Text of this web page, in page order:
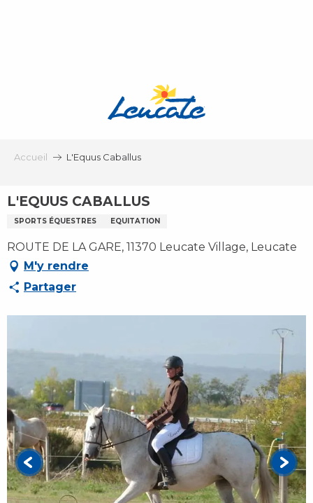
Accueil L'Equus Caballus
L'EQUUS CABALLUS
SPORTS ÉQUESTRES EQUITATION
ROUTE DE LA GARE, 11370 Leucate Village, Leucate
M'y rendre
Partager